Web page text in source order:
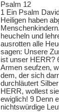
Psalm 12
1 Ein Psalm
Heiligen haben
heucheln und
ausrotten alle
sagen: Unsere
ist unser HERR?
Armen seufzen,
dem, der sich
durchläutert
HERR, wollest
ewiglich! 9 Denn
nichtswürdige